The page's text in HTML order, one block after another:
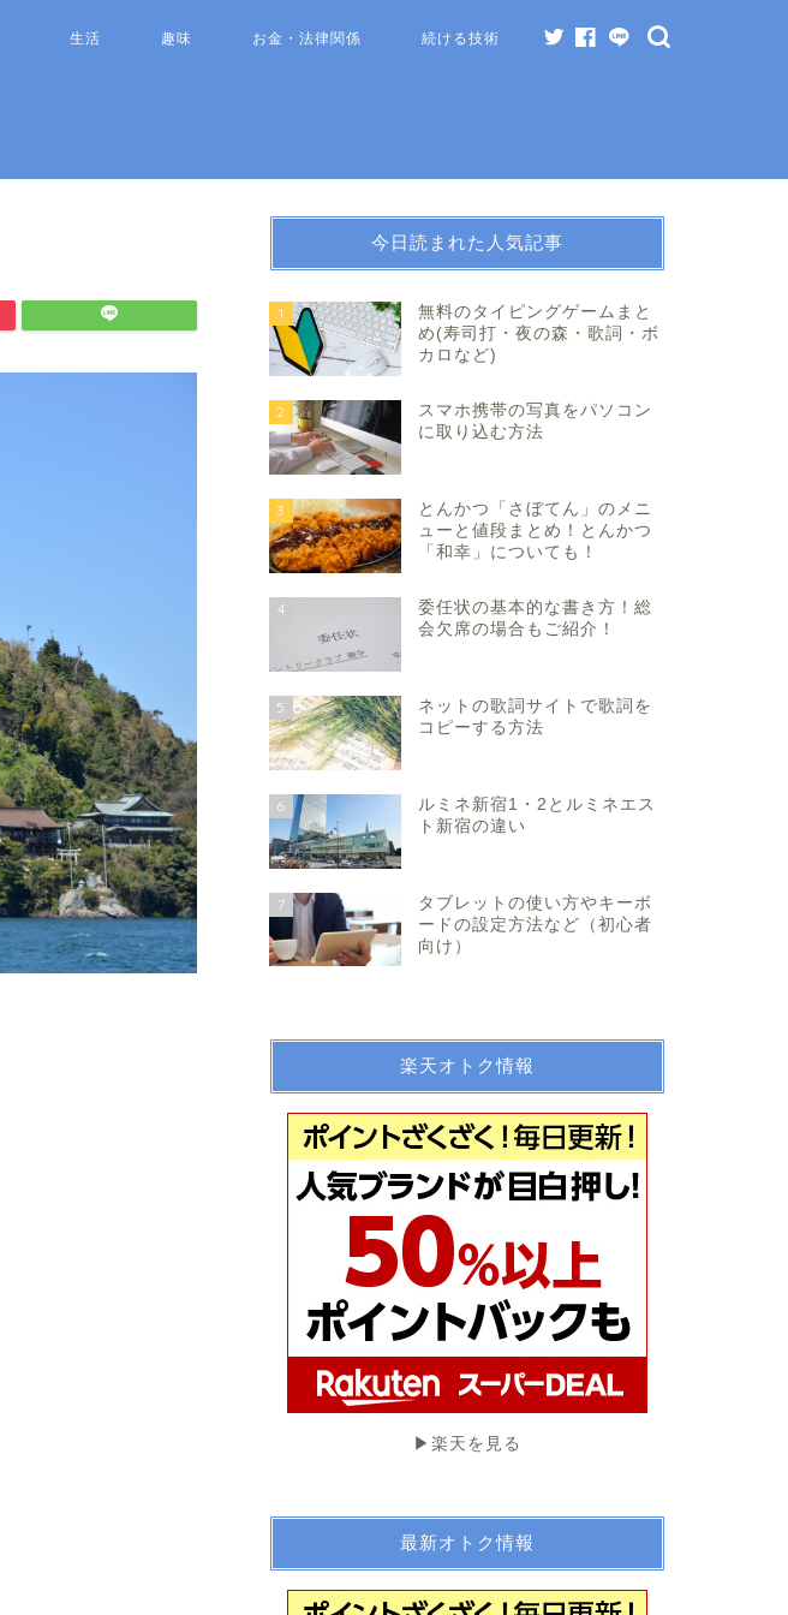
生活 趣味 お金・法律関係 続ける技術
今日読まれた人気記事
1
無料のタイピングゲームまと
め(寿司打・夜の森・歌詞・ボ
カロなど)
2
スマホ携帯の写真をパソコン
に取り込む方法
3
とんかつ「さぼてん」のメニ
ューと値段まとめ！とんかつ
「和幸」についても！
4
委任状の基本的な書き方！総
会欠席の場合もご紹介！
5
ネットの歌詞サイトで歌詞を
コピーする方法
6
ルミネ新宿1・2とルミネエス
ト新宿の違い
7
タブレットの使い方やキーボ
ードの設定方法など（初心者
向け）
楽天オトク情報
▶︎楽天を見る
最新オトク情報